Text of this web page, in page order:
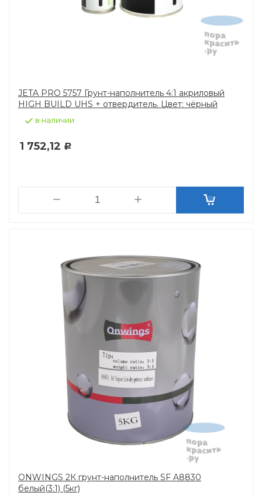
JETA PRO 5757 Грунт-наполнитель 4:1 акриловый
HIGH BUILD UHS + отвердитель. Цвет: чёрный
в наличии
1 752,12 Р
ONWINGS 2К грунт-наполнитель SF A8830
белый(3:1) (5кг)